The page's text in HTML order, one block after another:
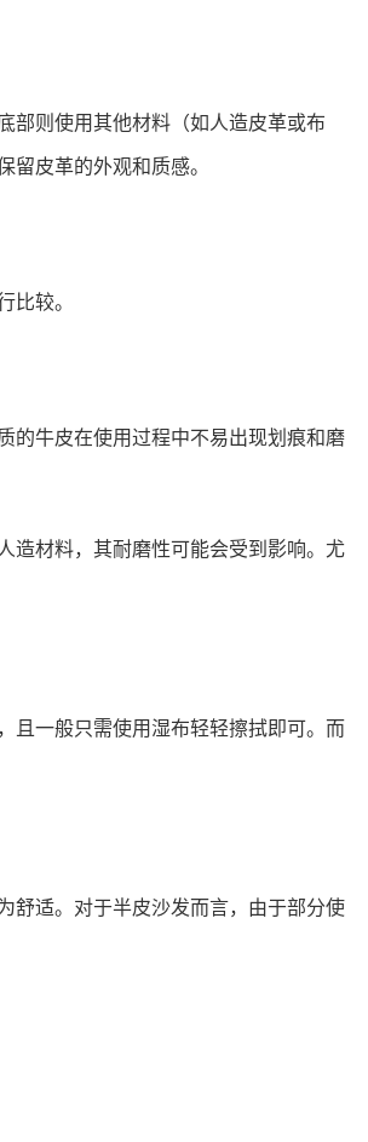
部则使用其他材料（如人造皮革或布
留皮革的外观和质感。
比较。
的牛皮在使用过程中不易出现划痕和磨
造材料，其耐磨性可能会受到影响。尤
且一般只需使用湿布轻轻擦拭即可。而
舒适。对于半皮沙发而言，由于部分使